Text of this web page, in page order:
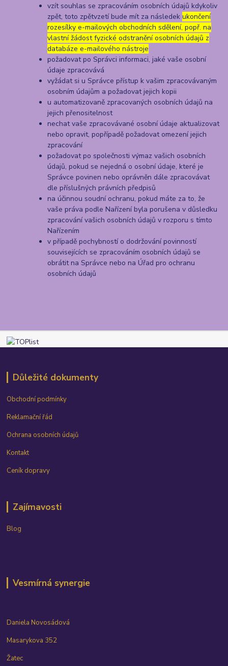
vzít souhlas se zpracováním osobních údajů kdykoliv
zpět, toto zpětvzetí bude mít za následekukončení
rozesílky e-mailových obchodních sdělení, popř. na
vlastní žádost fyzické odstranění osobních údajů z
databáze e-mailového nástroje
požadovat po Správci informaci, jaké vaše osobní
údaje zpracovává
vyžádat si u Správce přístup k vašim zpracovávaným
osobním údajům a požadovat jejich kopii
u automatizovaně zpracovaných osobních údajů na
jejich přenositelnost
nechat vaše zpracovávané osobní údaje aktualizovat
nebo opravit, popřípadě požadovat omezení jejich
zpracování
požadovat po společnosti výmaz vašich osobních
údajů, pokud se nejedná o osobní údaje, které je
Správce povinen nebo oprávněn dále zpracovávat
dle příslušných právních předpisů
na účinnou soudní ochranu, pokud máte za to, že
vaše práva podle Nařízení byla porušena v důsledku
zpracování vašich osobních údajů v rozporu s tímto
Nařízením
v případě pochybností o dodržování povinností
souvisejících se zpracováním osobních údajů se
obrátit na Správce nebo na Úřad pro ochranu
osobních údajů
Důležité dokumenty
Obchodní podmínky
Reklamační řád
Ochrana osobních údajů
Kontakt
Ceník dopravy
Zajímavosti
Blog
Vesmírná synergie
Daniela Novosádová
Masarykova 352
Žatec